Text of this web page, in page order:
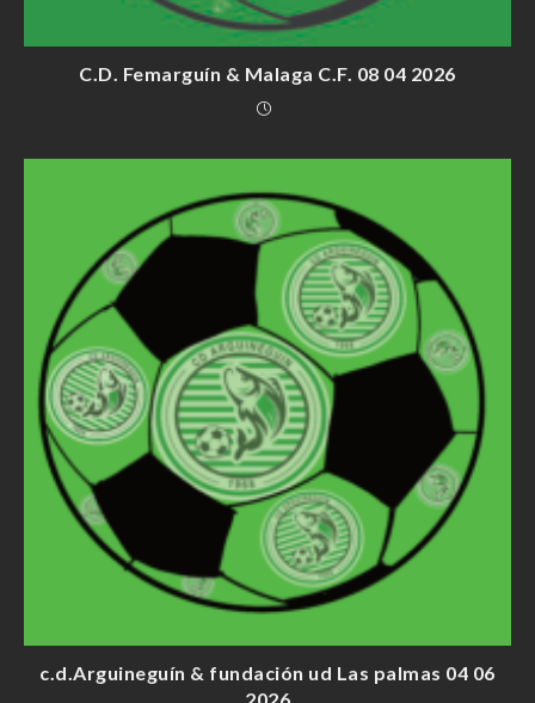
C.D. Femarguín & Malaga C.F. 08 04 2026
c.d.Arguineguín & fundación ud Las palmas 04 06